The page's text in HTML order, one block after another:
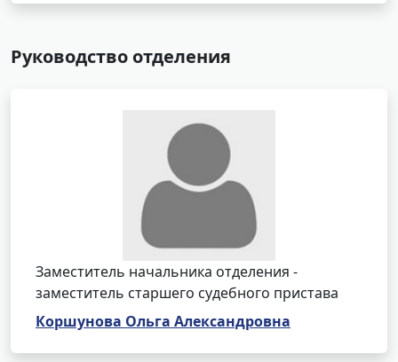
Руководство отделения
Заместитель начальника отделения -
заместитель старшего судебного пристава
Коршунова Ольга Александровна